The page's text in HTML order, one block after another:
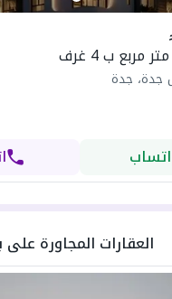
جدة، جدة
العقارات المجاورة على